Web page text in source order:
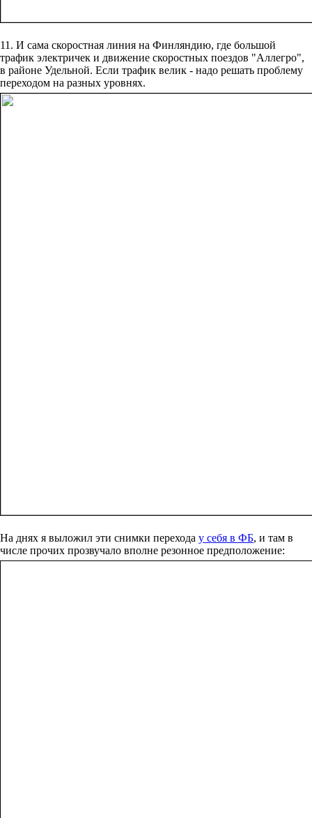
11. И сама скоростная линия на Финляндию, где большой
трафик электричек и движение скоростных поездов "Аллегро",
в районе Удельной. Если трафик велик - надо решать проблему
переходом на разных уровнях.
На днях я выложил эти снимки перехода у себя в ФБ , и там в
числе прочих прозвучало вполне резонное предположение: